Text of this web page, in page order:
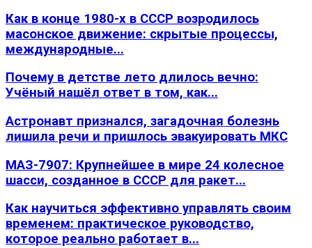
Как в конце 1980-х в СССР возродилось
масонское движение: скрытые процессы,
международные...
Почему в детстве лето длилось вечно:
Учёный нашёл ответ в том, как...
Астронавт признался, загадочная болезнь
лишила речи и пришлось эвакуировать МКС
МАЗ-7907: Крупнейшее в мире 24 колесное
шасси, созданное в СССР для ракет...
Как научиться эффективно управлять своим
временем: практическое руководство,
которое реально работает в...